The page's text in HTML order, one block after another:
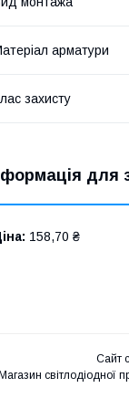
арматури
захисту
для
158,70 ₴
Сайт